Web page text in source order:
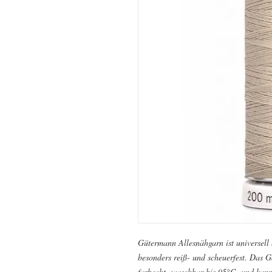
Gütermann Allesnähgarn ist
besonders reiß- und scheuerfest. Das